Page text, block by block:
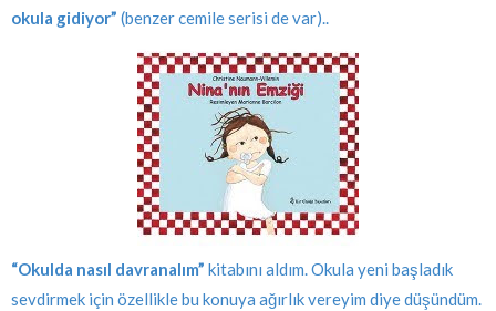
okula gidiyor” (benzer cemile serisi de var)..
“Okulda nasıl davranalım” kitabını aldım. Okula yeni başladık
sevdirmek için özellikle bu konuya ağırlık vereyim diye düşündüm.